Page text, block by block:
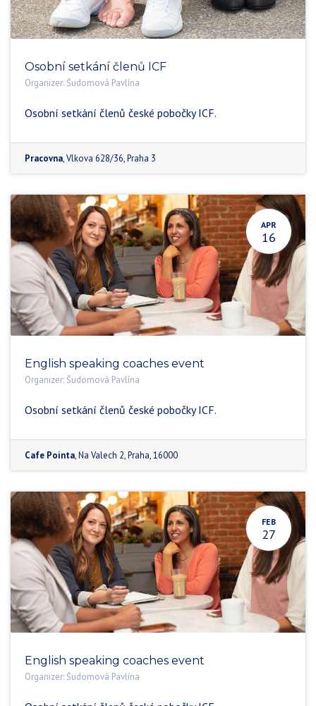
Osobní setkání členů ICF
Organizer: Šudomová Pavlína
Osobní setkání členů české pobočky ICF.
Pracovna,Vlkova 628/36,Praha 3
APR
16
English speaking coaches event
Organizer: Šudomová Pavlína
Osobní setkání členů české pobočky ICF.
Cafe Pointa,Na Valech 2,Praha,16000
FEB
27
English speaking coaches event
Organizer: Šudomová Pavlína